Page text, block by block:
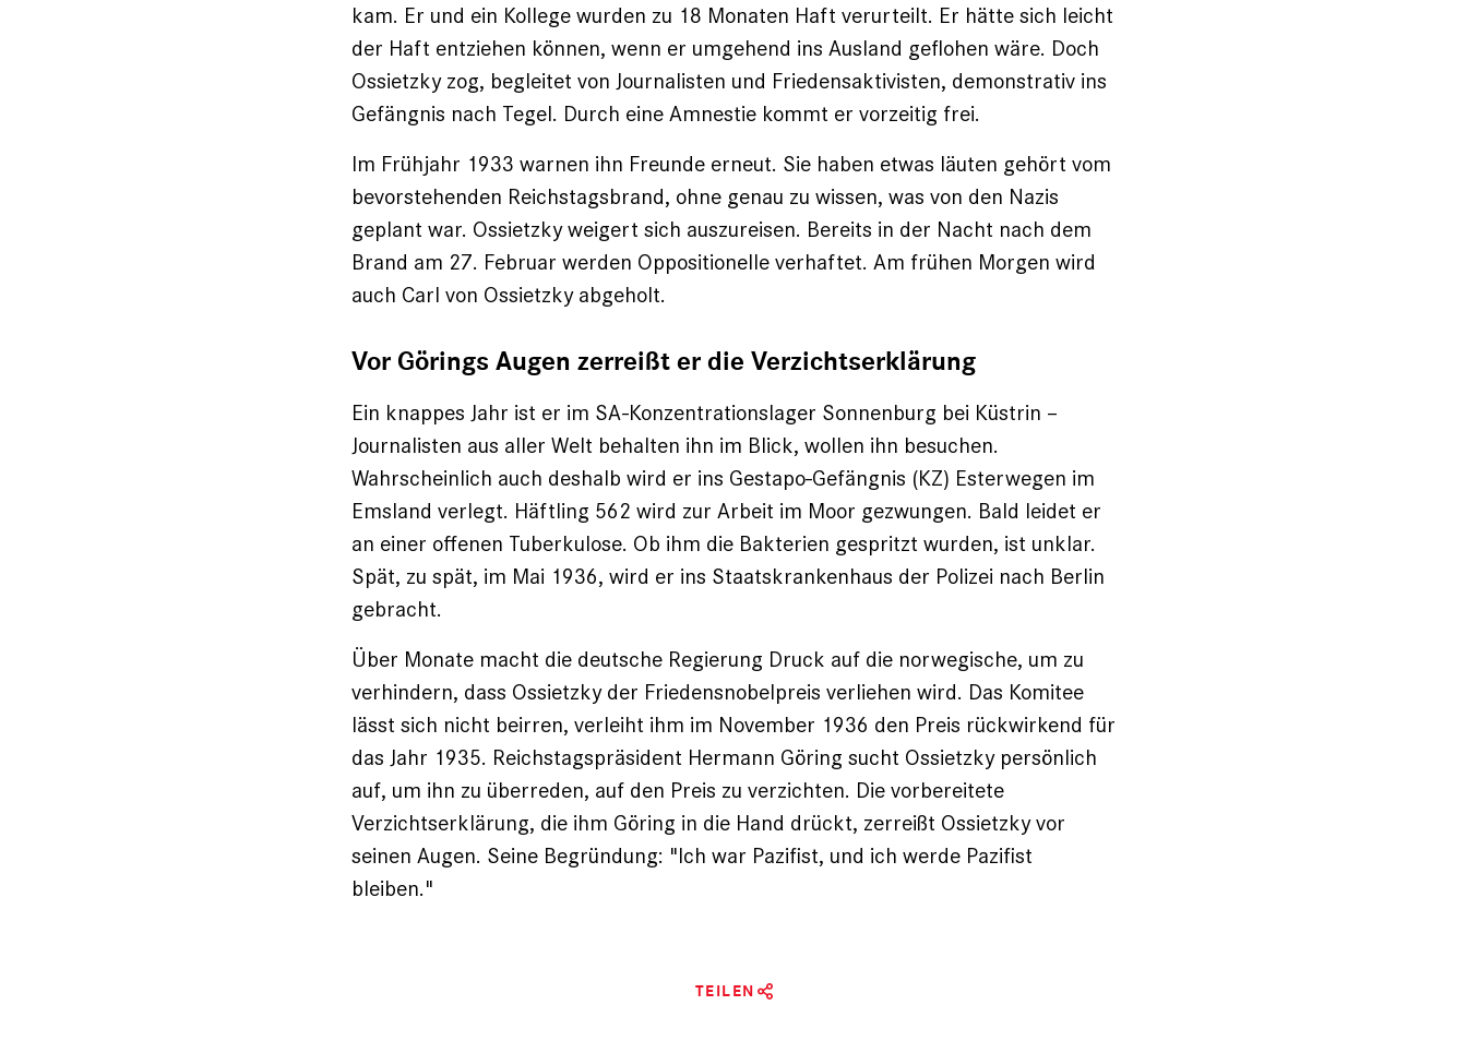
kam. Er und ein Kollege wurden zu 18 Monaten Haft verurteilt. Er hätte sich leicht
der Haft entziehen können, wenn er umgehend ins Ausland geflohen wäre. Doch
Ossietzky zog, begleitet von Journalisten und Friedensaktivisten, demonstrativ ins
Gefängnis nach Tegel. Durch eine Amnes­tie kommt er vorzeitig frei.
Im Frühjahr 1933 warnen ihn Freunde erneut. Sie haben etwas läuten gehört vom
bevorstehenden Reichstagsbrand, ohne genau zu wissen, was von den Nazis
geplant war. Ossietzky weigert sich auszureisen. Bereits in der Nacht nach dem
Brand am 27. Februar werden Oppositionelle verhaftet. Am frühen Morgen wird
auch Carl von Ossietzky abgeholt.
Vor Görings Augen zerreißt er die Verzichtserklärung
Ein knappes Jahr ist er im SA-Konzentrationslager Sonnenburg bei Küstrin –
Journalisten aus aller Welt behalten ihn im Blick, wollen ihn besuchen.
Wahrscheinlich auch deshalb wird er ins Gestapo-Gefängnis (KZ) Esterwegen im
Emsland verlegt. Häftling 562 wird zur Arbeit im Moor gezwungen. Bald leidet er
an einer offenen Tuberkulose. Ob ihm die Bakterien gespritzt wurden, ist unklar.
Spät, zu spät, im Mai 1936, wird er ins Staatskrankenhaus der Polizei nach Berlin
gebracht.
Über Monate macht die deutsche Regierung Druck auf die norwegische, um zu
verhindern, dass Ossietzky der Friedensnobelpreis verliehen wird. Das Komitee
lässt sich nicht beirren, verleiht ihm im November 1936 den Preis rückwirkend für
das Jahr 1935. Reichstagspräsident ­Hermann Göring sucht Ossietzky persönlich
auf, um ihn zu überreden, auf den Preis zu verzichten. Die vorbereitete
Verzichtserklärung, die ihm Göring in die Hand drückt, zerreißt Ossietzky vor
seinen Augen. Seine Begründung: "Ich war Pazifist, und ich werde Pazifist
bleiben."
TEILEN